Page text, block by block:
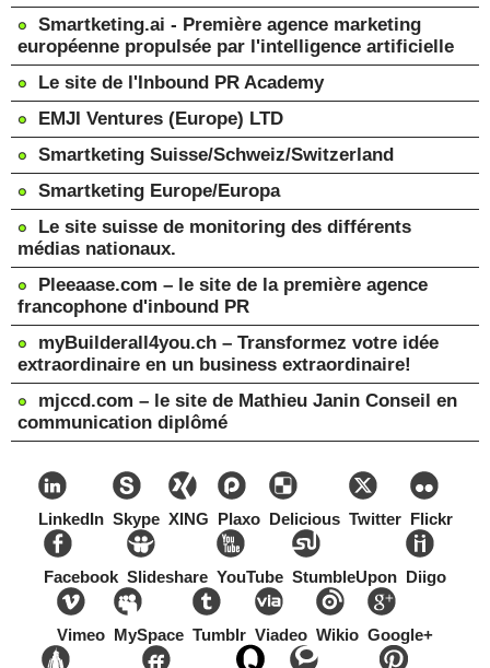
Smartketing.ai - Première agence marketing
européenne propulsée par l'intelligence artificielle
Le site de l'Inbound PR Academy
EMJI Ventures (Europe) LTD
Smartketing Suisse/Schweiz/Switzerland
Smartketing Europe/Europa
Le site suisse de monitoring des différents
médias nationaux.
Pleeaase.com – le site de la première agence
francophone d'inbound PR
myBuilderall4you.ch – Transformez votre idée
extraordinaire en un business extraordinaire!
mjccd.com – le site de Mathieu Janin Conseil en
communication diplômé
LinkedIn Skype XING Plaxo Delicious Twitter Flickr
Facebook Slideshare YouTube StumbleUpon Diigo
Vimeo MySpace Tumblr Viadeo Wikio Google+